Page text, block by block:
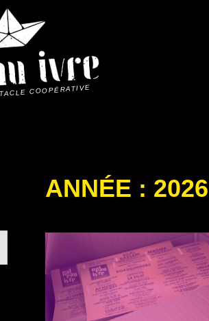
COOPÉRATIVE
ANNÉE : 2026